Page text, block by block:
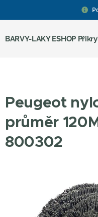
BARVY-LAKY ESHOP
Peugeot
průměr
800302